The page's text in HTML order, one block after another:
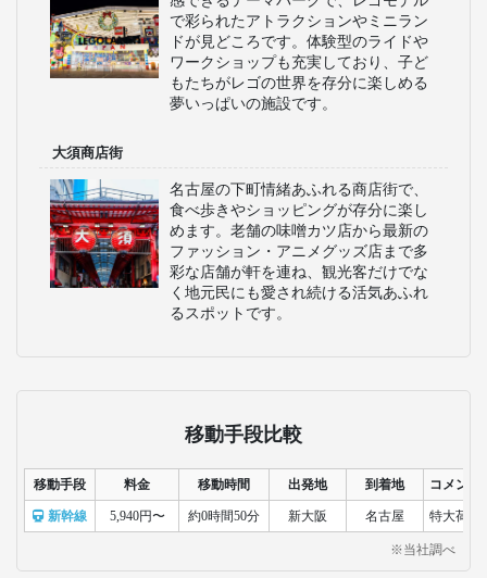
で彩られたアトラクションやミニラン
ドが見どころです。体験型のライドや
ワークショップも充実しており、子ど
もたちがレゴの世界を存分に楽しめる
夢いっぱいの施設です。
大須商店街
名古屋の下町情緒あふれる商店街で、
食べ歩きやショッピングが存分に楽し
めます。老舗の味噌カツ店から最新の
ファッション・アニメグッズ店まで多
彩な店舗が軒を連ね、観光客だけでな
く地元民にも愛され続ける活気あふれ
るスポットです。
移動手段比較
移動手段 料金 移動時間 出発地 到着地 コメント
新幹線 5,940円〜 約0時間50分 新大阪 名古屋 特大荷物
※当社調べ